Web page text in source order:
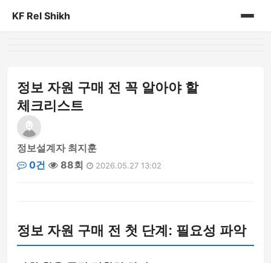
KF Rel Shikh
정보 자원 구매 전 꼭 알아야 할
체크리스트
정보설계자 최지훈
0건
88회 2026.05.27 13:02
정보 자원 구매 전 첫 단계: 필요성 파악